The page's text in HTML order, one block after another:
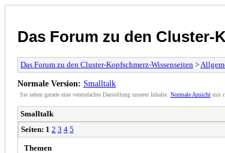
Das Forum zu den Cluster-
Das Forum zu den Cluster-Kopfschmerz-Wissenseiten >
Normale Version: Smalltalk
Sie sehen gerade eine vereinfachte Darstellung unserer Inhalte. Normale Ansicht mit
Smalltalk
Seiten: 1 2 3 4 5
Themen